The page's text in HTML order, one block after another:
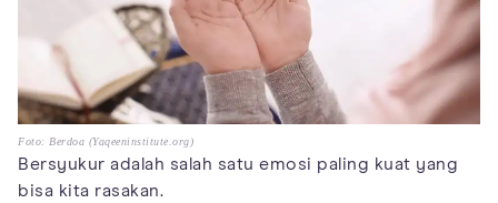
Foto: Berdoa (Yaqeeninstitute.org)
Bersyukur adalah salah satu emosi paling kuat yang
bisa kita rasakan.